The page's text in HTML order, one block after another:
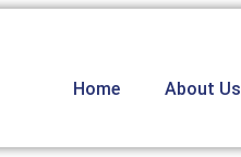
Home About Us